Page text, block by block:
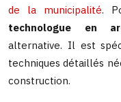
de la municipalité.
technologue en
alternative. Il est
techniques détaillés
construction.